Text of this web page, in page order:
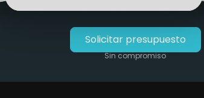
Solicitar presupuesto
Sin compromiso